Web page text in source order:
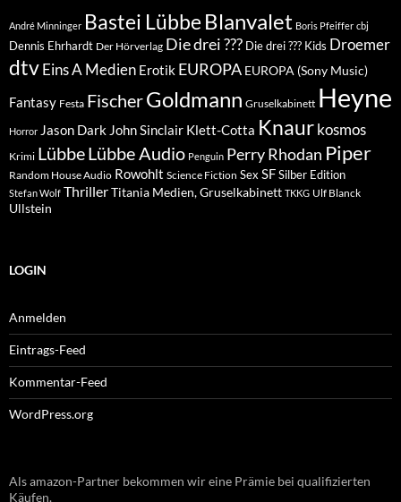
André Minninger Bastei Lübbe Blanvalet Boris Pfeiffer cbj
Dennis Ehrhardt Der Hörverlag Die drei ??? Die drei ??? Kids Droemer
dtvEins A Medien Erotik EUROPA EUROPA (Sony Music)
Fantasy Festa FischerGoldmann Gruselkabinett Heyne
Horror Jason Dark John Sinclair Klett-Cotta Knaur kosmos
Krimi LübbeLübbe Audio Penguin Perry Rhodan Piper
Random House Audio Rowohlt Science Fiction Sex SFSilber Edition
Stefan Wolf ThrillerTitania Medien, Gruselkabinett TKKG Ulf Blanck
Ullstein
LOGIN
Anmelden
Eintrags-Feed
Kommentar-Feed
WordPress.org
Als amazon-Partner bekommen wir eine Prämie bei qualifizierten
Käufen.